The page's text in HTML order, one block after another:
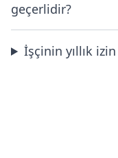
geçerlidir?
İşçinin yıllık